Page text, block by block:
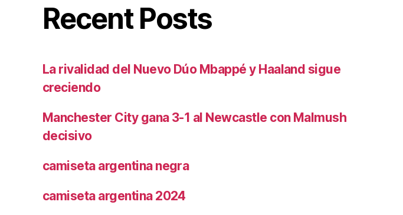
Recent Posts
La rivalidad del Nuevo Dúo Mbappé y Haaland sigue
creciendo
Manchester City gana 3-1 al Newcastle con Malmush
decisivo
camiseta argentina negra
camiseta argentina 2024